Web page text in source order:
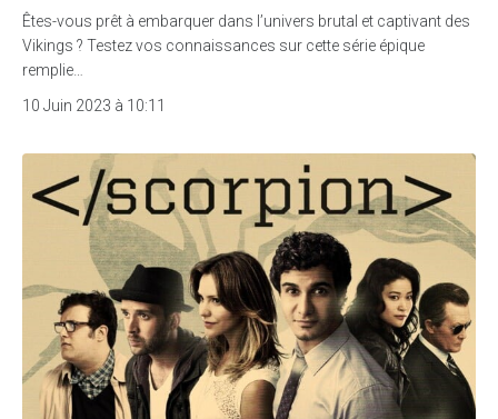
Êtes-vous prêt à embarquer dans l’univers brutal et captivant des
Vikings ? Testez vos connaissances sur cette série épique
remplie…
10 Juin 2023 à 10:11